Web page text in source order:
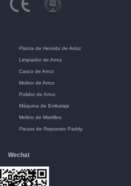
Planta de Hervido de Arroz
Limpiador de Arroz
Casco de Arroz
Molino de Arroz
Pulidor de Arroz
Máquina de Embalaje
Molino de Martillos
Piezas de Repuesto Paddy
Wechat